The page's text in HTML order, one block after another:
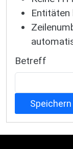
Entitäten
Betreff